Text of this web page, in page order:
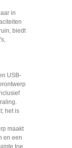
in
biedt
USB-
het is
maakt
en een
toe